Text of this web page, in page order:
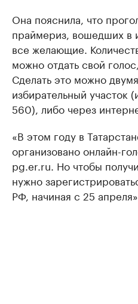
Она пояснила, что
праймериз, вошедших в
все желающие.
можно отдать свой
Сделать это можно
избирательный участок
560), либо через
«В этом году в
организовано онлайн-
pg.er.ru. Но чтобы
нужно
РФ, начиная с 25